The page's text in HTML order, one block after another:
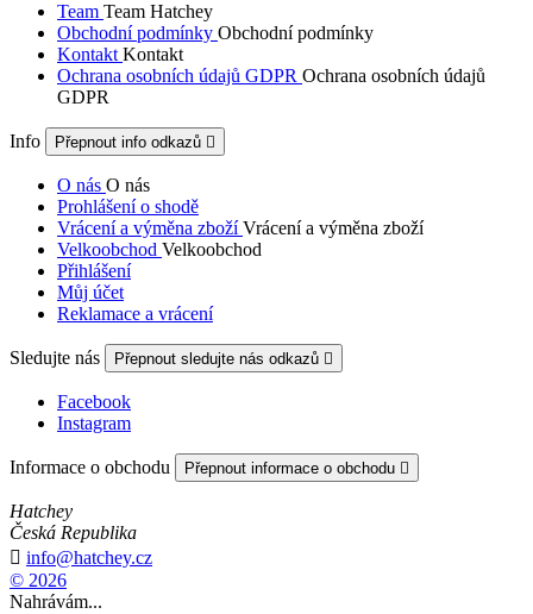
Team Team Hatchey
Obchodní podmínky Obchodní podmínky
KontaktKontakt
Ochrana osobních údajů GDPR Ochrana osobních údajů
GDPR
Info Přepnout info odkazů 
O nás O nás
Prohlášení o shodě
Vrácení a výměna zboží Vrácení a výměna zboží
Velkoobchod Velkoobchod
Přihlášení
Můj účet
Reklamace a vrácení
Sledujte nás Přepnout sledujte nás odkazů 
Facebook
Instagram
Informace o obchodu Přepnout informace o obchodu 
Hatchey
Česká Republika
 info@hatchey.cz
© 2026
Nahrávám...